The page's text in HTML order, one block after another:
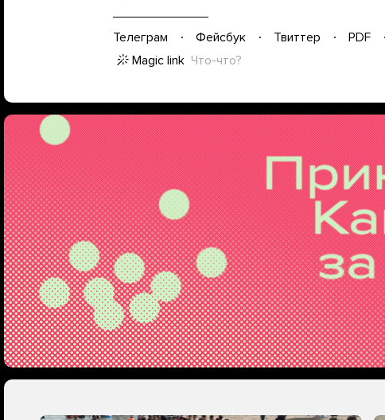
Телеграм Фейсбук Твиттер PDF
Magic link Что-что?